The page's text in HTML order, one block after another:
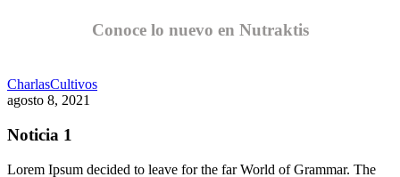
Conoce lo nuevo en Nutraktis
CharlasCultivos
agosto 8, 2021
Noticia 1
Lorem Ipsum decided to leave for the far World of Grammar. The